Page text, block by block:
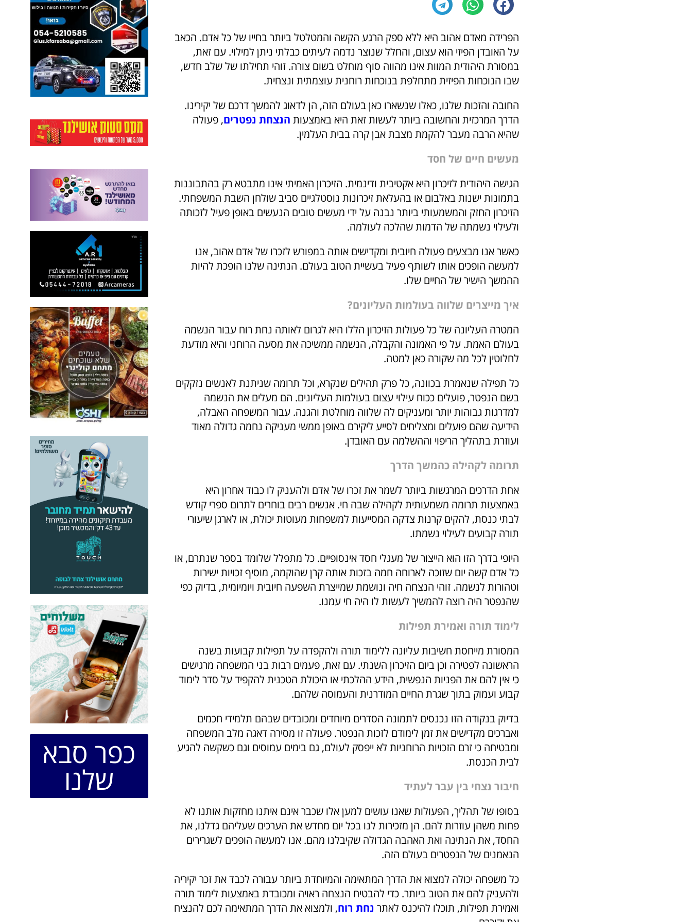
הפרידה מאדם אהוב היא ללא ספק הרגע הקשה והמטלטל ביותר בחייו של כל אדם. הכאב
על האובדן הפיזי הוא עצום, והחלל שנוצר נדמה לעיתים כבלתי ניתן למילוי. עם זאת,
במסורת היהודית המוות אינו מהווה סוף מוחלט בשום צורה. זוהי תחילתו של שלב חדש,
שבו הנוכחות הפיזית מתחלפת בנוכחות רוחנית עוצמתית ונצחית.
החובה והזכות שלנו, כאלו שנשארו כאן בעולם הזה, הן לדאוג להמשך דרכם של יקירינו.
הדרך המרכזית והחשובה ביותר לעשות זאת היא באמצעות הנצחת נפטרים, פעולה
שהיא הרבה מעבר להקמת מצבת אבן קרה בבית העלמין.
מעשים חיים של חסד
הגישה היהודית לזיכרון היא אקטיבית ודינמית. הזיכרון האמיתי אינו מתבטא רק בהתבוננות
בתמונות ישנות באלבום או בהעלאת זיכרונות נוסטלגיים סביב שולחן השבת המשפחתי.
הזיכרון החזק והמשמעותי ביותר נבנה על ידי מעשים טובים הנעשים באופן פעיל לזכותה
ולעילוי נשמתה של הדמות שהלכה לעולמה.
כאשר אנו מבצעים פעולה חיובית ומקדישים אותה במפורש לזכרו של אדם אהוב, אנו
למעשה הופכים אותו לשותף פעיל בעשיית הטוב בעולם. הנתינה שלנו הופכת להיות
ההמשך הישיר של החיים שלו.
איך מייצרים שלווה בעולמות העליונים?
המטרה העליונה של כל פעולות הזיכרון הללו היא לגרום לאותה נחת רוח עבור הנשמה
בעולם האמת. על פי האמונה והקבלה, הנשמה ממשיכה את מסעה הרוחני והיא מודעת
לחלוטין לכל מה שקורה כאן למטה.
כל תפילה שנאמרת בכוונה, כל פרק תהילים שנקרא, וכל תרומה שניתנת לאנשים נזקקים
בשם הנפטר, פועלים ככוח עילוי עצום בעולמות העליונים. הם מעלים את הנשמה
למדרגות גבוהות יותר ומעניקים לה שלווה מוחלטת והגנה. עבור המשפחה האבלה,
הידיעה שהם פועלים ומצליחים לסייע ליקירם באופן ממשי מעניקה נחמה גדולה מאוד
ועוזרת בתהליך הריפוי וההשלמה עם האובדן.
תרומה לקהילה כהמשך הדרך
אחת הדרכים המרגשות ביותר לשמר את זכרו של אדם ולהעניק לו כבוד אחרון היא
באמצעות תרומה משמעותית לקהילה שבה חי. אנשים רבים בוחרים לתרום ספרי קודש
לבתי כנסת, להקים קרנות צדקה המסייעות למשפחות מעוטות יכולת, או לארגן שיעורי
תורה קבועים לעילוי נשמתו.
היופי בדרך הזו הוא הייצור של מעגלי חסד אינסופיים. כל מתפלל שלומד בספר שנתרם, או
כל אדם קשה יום שזוכה לארוחה חמה בזכות אותה קרן שהוקמה, מוסיף זכויות ישירות
וטהורות לנשמה. זוהי הנצחה חיה ונושמת שמייצרת השפעה חיובית ויומיומית, בדיוק כפי
שהנפטר היה רוצה להמשיך לעשות לו היה חי עמנו.
לימוד תורה ואמירת תפילות
המסורת מייחסת חשיבות עליונה ללימוד תורה ולהקפדה על תפילות קבועות בשנה
הראשונה לפטירה וכן ביום הזיכרון השנתי. עם זאת, פעמים רבות בני המשפחה מרגישים
כי אין להם את הפניות הנפשית, הידע ההלכתי או היכולת הטכנית להקפיד על סדר לימוד
קבוע ועמוק בתוך שגרת החיים המודרנית והעמוסה שלהם.
בדיוק בנקודה הזו נכנסים לתמונה הסדרים מיוחדים ומכובדים שבהם תלמידי חכמים
ואברכים מקדישים את זמן לימודם לזכות הנפטר. פעולה זו מסירה דאגה מלב המשפחה
ומבטיחה כי זרם הזכויות הרוחניות לא ייפסק לעולם, גם בימים עמוסים וגם כשקשה להגיע
לבית הכנסת.
חיבור נצחי בין עבר לעתיד
בסופו של תהליך, הפעולות שאנו עושים למען אלו שכבר אינם איתנו מחזקות אותנו לא
פחות משהן עוזרות להם. הן מזכירות לנו בכל יום מחדש את הערכים שעליהם גדלנו, את
החסד, את הנתינה ואת האהבה הגדולה שקיבלנו מהם. אנו למעשה הופכים לשגרירים
הנאמנים של הנפטרים בעולם הזה.
כל משפחה יכולה למצוא את הדרך המתאימה והמיוחדת ביותר עבורה לכבד את זכר יקיריה
ולהעניק להם את הטוב ביותר. כדי להבטיח הנצחה ראויה ומכובדת באמצעות לימוד תורה
ואמירת תפילות, תוכלו להיכנס לאתר נחת רוח, ולמצוא את הדרך המתאימה לכם להנציח
כפר סבא
שלנו